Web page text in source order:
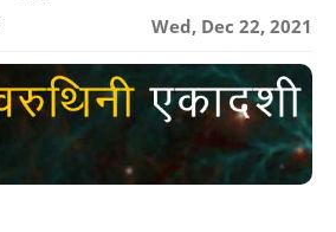
Wed, Dec 22, 2021